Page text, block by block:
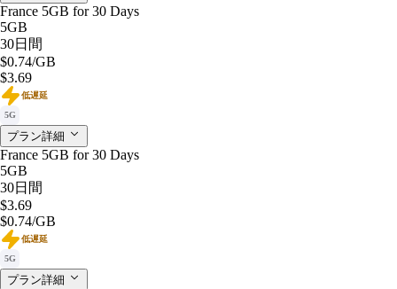
France 5GB for 30 Days
5GB
30日間
$0.74/GB
$3.69
低遅延
5G
プラン詳細
France 5GB for 30 Days
5GB
30日間
$3.69
$0.74/GB
低遅延
5G
プラン詳細